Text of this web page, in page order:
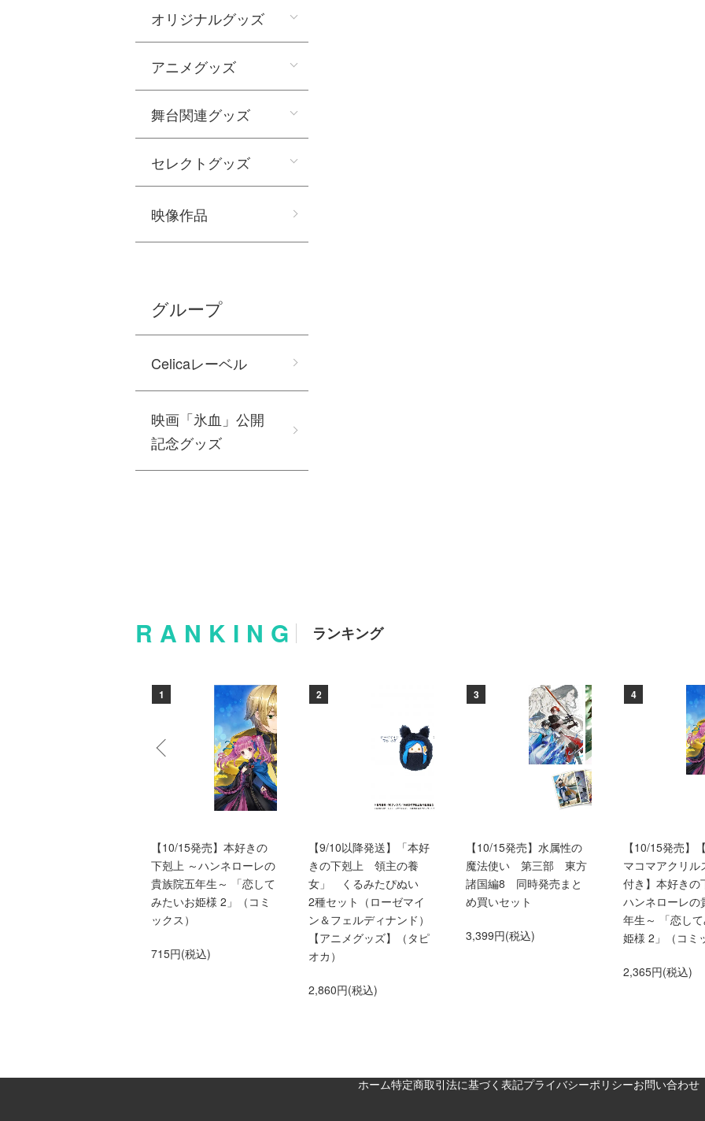
オリジナルグッズ
アニメグッズ
舞台関連グッズ
セレクトグッズ
映像作品
グループ
Celicaレーベル
映画「氷血」公開
記念グッズ
RANKING ランキング
1
【10/15発売】本好きの
下剋上 ～ハンネローレの
貴族院五年生～ 「恋して
みたいお姫様 2」（コミ
ックス）
715円(税込)
2
【9/10以降発送】「本好
きの下剋上 領主の養
女」 くるみたぴぬい
2種セット（ローゼマイ
ン＆フェルディナンド）
【アニメグッズ】（タピ
オカ）
2,860円(税込)
3
【10/15発売】水属性の
魔法使い 第三部 東方
諸国編8 同時発売まと
め買いセット
3,399円(税込)
4
【10/15発売】
マコマアクリル
付き】本好きの
ハンネローレの
年生～ 「恋し
姫様 2」（コミ
2,365円(税込)
ホーム特定商取引法に基づく表記プライバシーポリシーお問い合わせ